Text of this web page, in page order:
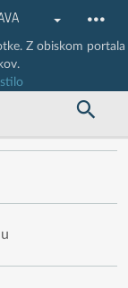
Z obiskom portala